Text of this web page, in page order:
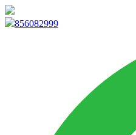
856082999